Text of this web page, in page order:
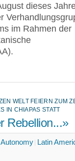
dieses
im Rahmen der
WELT FEIERN ZUM
IN CHIAPAS STATT
Rebellion...»
Autonomy Latin